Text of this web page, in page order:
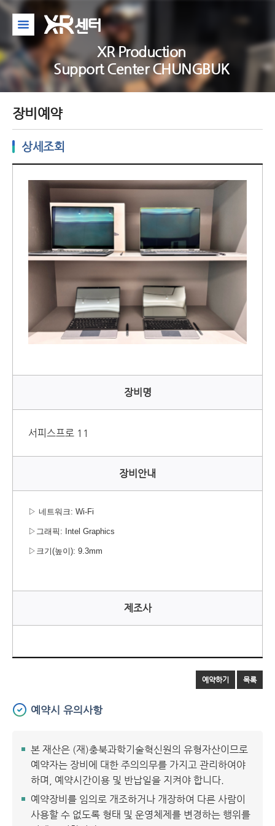
XR Production
Support Center CHUNGBUK
장비예약
상세조회
장비명
서피스프로 11
장비안내
▷ 네트워크: Wi-Fi
▷ 그래픽 : Intel Graphics
▷ 크기(높이): 9.3mm
제조사
예약하기 목록
예약시 유의사항
본 재산은 (재)충북과학기술혁신원의 유형자산이므로
예약자는 장비에 대한 주의의무를 가지고 관리하여야
하며, 예약시간이용 및 반납일을 지켜야 합니다.
예약장비를 임의로 개조하거나 개장하여 다른 사람이
사용할 수 없도록 형태 및 운영체제를 변경하는 행위를